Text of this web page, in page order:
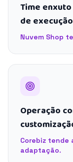
Time
de execução
Nuvem Shop
Operação
Corebiz tende
adaptação.